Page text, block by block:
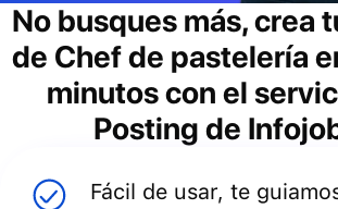
No busques más, crea
de Chef de pastelería
minutos con el
Posting de
Fácil de usar, te